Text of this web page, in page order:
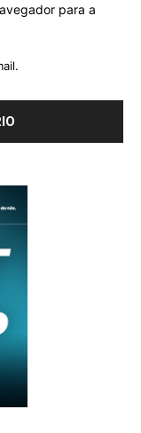
para a